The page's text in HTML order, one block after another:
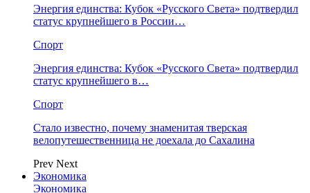
Энергия единства: Кубок «Русского Света» подтвердил
статус крупнейшего в России…
Спорт
Энергия единства: Кубок «Русского Света» подтвердил
статус крупнейшего в…
Спорт
Стало известно, почему знаменитая тверская
велопутешественница не доехала до Сахалина
Prev Next
Экономика
Экономика